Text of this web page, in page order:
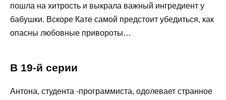
пошла на хитрость и выкрала важный ингредиент у
бабушки. Вскоре Кате самой предстоит убедиться, как
опасны любовные привороты…
В 19-й серии
Антона, студента -программиста, одолевает странное